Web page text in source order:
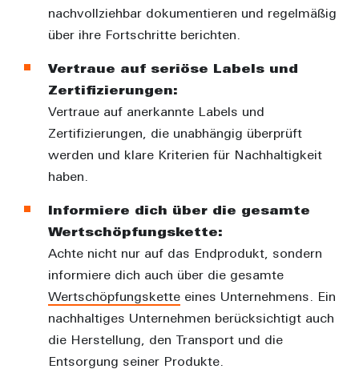
nachvollziehbar dokumentieren und regelmäßig
über ihre Fortschritte berichten.
Vertraue auf seriöse Labels und
Zertifizierungen:
Vertraue auf anerkannte Labels und
Zertifizierungen, die unabhängig überprüft
werden und klare Kriterien für Nachhaltigkeit
haben.
Informiere dich über die gesamte
Wertschöpfungskette:
Achte nicht nur auf das Endprodukt, sondern
informiere dich auch über die gesamte
Wertschöpfungskette eines Unternehmens. Ein
nachhaltiges Unternehmen berücksichtigt auch
die Herstellung, den Transport und die
Entsorgung seiner Produkte.